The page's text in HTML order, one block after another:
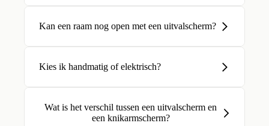
Kan een raam nog open met een uitvalscherm?
Kies ik handmatig of elektrisch?
Wat is het verschil tussen een uitvalscherm en
een knikarmscherm?